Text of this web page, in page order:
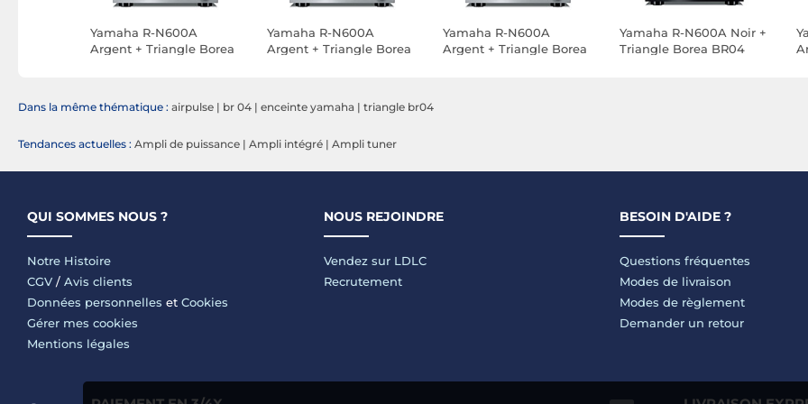
Yamaha R-N600A
Argent + Triangle Borea
Yamaha R-N600A
Argent + Triangle Borea
Yamaha R-N600A
Argent + Triangle Borea
Yamaha R-N600A Noir +
Triangle Borea BR04
Dans la même thématique : airpulse | br 04 | enceinte yamaha | triangle br04
Tendances actuelles : Ampli de puissance | Ampli intégré | Ampli tuner
QUI SOMMES NOUS ?
Notre Histoire
CGV / Avis clients
Données personnelles et Cookies
Gérer mes cookies
Mentions légales
NOUS REJOINDRE
Vendez sur LDLC
Recrutement
BESOIN D'AIDE ?
Questions fréquentes
Modes de livraison
Modes de règlement
Demander un retour